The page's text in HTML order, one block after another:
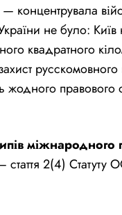
концентрувала
не було:
квадратного
правового
міжнародного
стаття 2(4)